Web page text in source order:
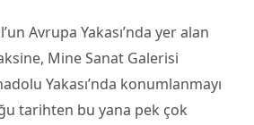
Avrupa Yakası’nda yer alan
Mine Sanat Galerisi
Yakası’nda konumlanmayı
tarihten bu yana pek çok